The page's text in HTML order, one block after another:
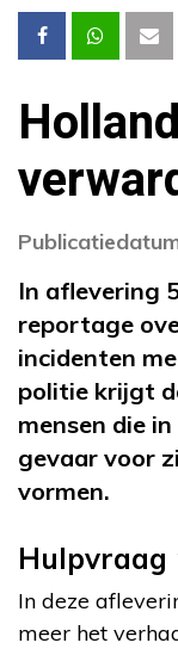
In aflevering
reportage
incidenten
politie krijgt
mensen die
gevaar voor
vormen.
Hulpvraag
In deze
meer het